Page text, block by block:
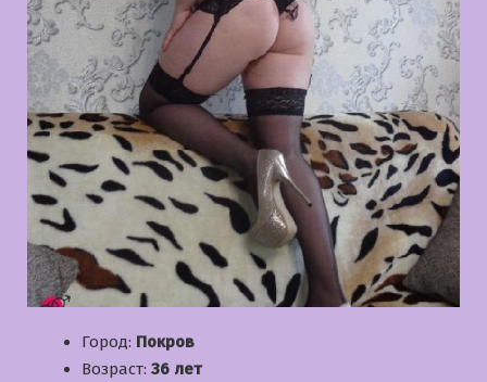
Город: Покров
Возраст: 36 лет